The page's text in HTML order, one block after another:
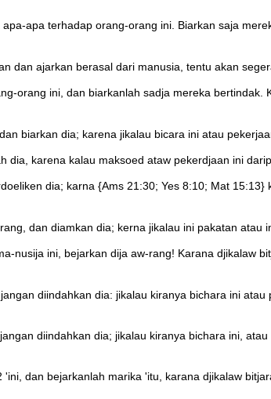
apa terhadap orang-orang ini. Biarkan saja
dan ajarkan berasal dari manusia, tentu akan
orang ini, dan biarkanlah sadja mereka
biarkan dia; karena jikalau bicara ini atau
karena kalau maksoed ataw pekerdjaan ini
dia; karna {Ams 21:30; Yes 8:10; Mat
dan diamkan dia; kerna jikalau ini pakatan
nusija ini, bejarkan dija aw-rang! Karana djikalaw
diindahkan dia: jikalau kiranya bichara ini
diindahkan dia; jikalau kiranya bichara ini,
dan bejarkanlah marika 'itu, karana djikalaw